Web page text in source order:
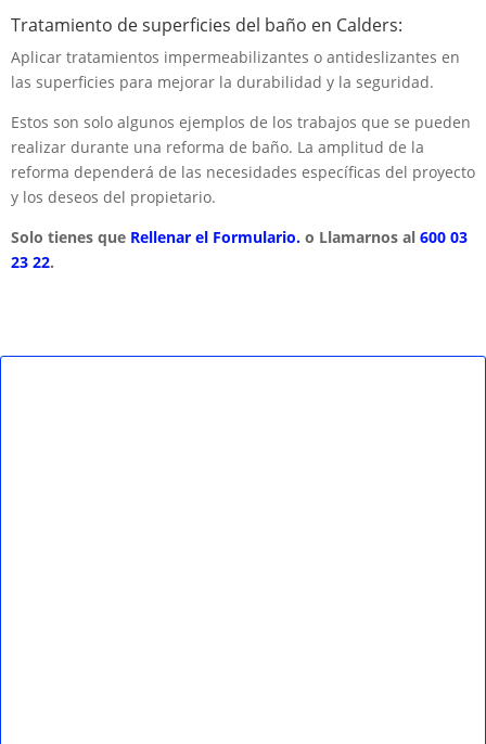
Tratamiento de superficies del baño en Calders:
Aplicar tratamientos impermeabilizantes o antideslizantes en
las superficies para mejorar la durabilidad y la seguridad.
Estos son solo algunos ejemplos de los trabajos que se pueden
realizar durante una reforma de baño. La amplitud de la
reforma dependerá de las necesidades específicas del proyecto
y los deseos del propietario.
Solo tienes que Rellenar el Formulario. o Llamarnos al 600 03
23 22.